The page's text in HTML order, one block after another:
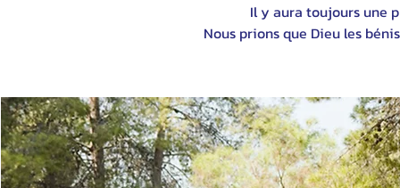
Il y aura toujours une
Nous prions que Dieu les